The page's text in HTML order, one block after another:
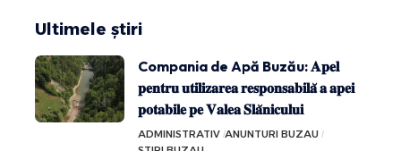
Ultimele știri
Compania de Apă Buzău: 𝐀𝐩𝐞𝐥
𝐩𝐞𝐧𝐭𝐫𝐮 𝐮𝐭𝐢𝐥𝐢𝐳𝐚𝐫𝐞𝐚 𝐫𝐞𝐬𝐩𝐨𝐧𝐬𝐚𝐛𝐢𝐥𝐚̆ 𝐚 𝐚𝐩𝐞𝐢
𝐩𝐨𝐭𝐚𝐛𝐢𝐥𝐞 𝐩𝐞 𝐕𝐚𝐥𝐞𝐚 𝐒𝐥𝐚̆𝐧𝐢𝐜𝐮𝐥𝐮𝐢
ADMINISTRATIV ANUNTURI BUZAU